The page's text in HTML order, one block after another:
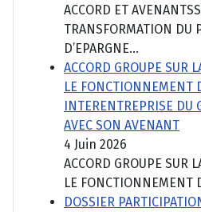
ACCORD ET
TRANSFORMATION DU
D’EPARGNE...
ACCORD GROUPE SUR
LE FONCTIONNEMENT
INTERENTREPRISE DU
AVEC SON AVENANT
4 Juin 2026
ACCORD GROUPE SUR
LE FONCTIONNEMENT
DOSSIER